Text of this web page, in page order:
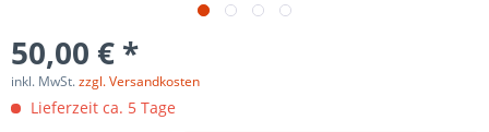
50,00 € *
inkl. MwSt.zzgl. Versandkosten
Lieferzeit ca. 5 Tage